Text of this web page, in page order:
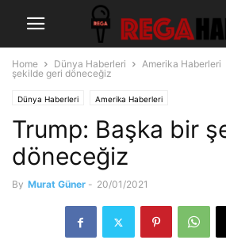
Home Dünya Haberleri Amerika Haberleri
şekilde geri döneceğiz
Dünya Haberleri Amerika Haberleri
Trump: Başka bir
döneceğiz
By Murat Güner - 20/01/2021